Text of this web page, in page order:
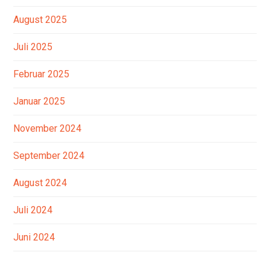
August 2025
Juli 2025
Februar 2025
Januar 2025
November 2024
September 2024
August 2024
Juli 2024
Juni 2024